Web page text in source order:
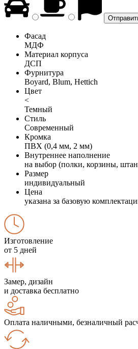
Фасад
МДФ
Материал корпуса
ДСП
Фурнитура
Boyard, Blum, Hettich
Цвет
<
Темный
Стиль
Современный
Кромка
ПВХ (0,4 мм, 2 мм)
Внутреннее наполнение
на выбор (полки, корзины,
Размер
индивидуальный
Цена
указана за базовую
Изготовление
от 5 дней
Замер, дизайн
и доставка бесплатно
Оплата наличными, безналичный